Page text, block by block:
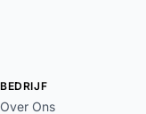
BEDRIJF
Over Ons